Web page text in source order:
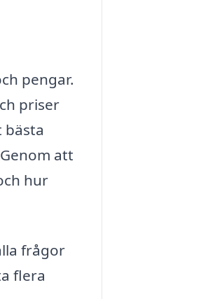
pengar.
priser
bästa
att
hur
frågor
flera